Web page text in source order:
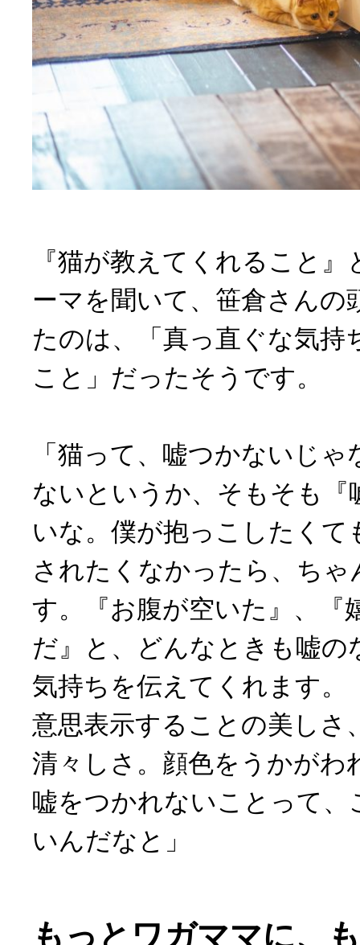
『猫が教えてくれること
ーマを聞いて、笹倉さんの
たのは、「真っ直ぐな気持
こと」だったそうです。
「猫って、嘘つかないじ
ないというか、そもそも『
いな。僕が抱っこしたくて
されたくなかったら、ち
す。『お腹が空いた』、『
だ』と、どんなときも嘘の
気持ちを伝えてくれます。
意思表示することの美しさ
清々しさ。顔色をうかがわ
嘘をつかれないことって、
いんだなと」
もっとワガママに、